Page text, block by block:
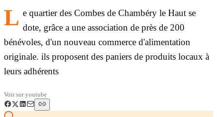
L e quartier des Combes de Chambéry le Haut se
dote, grâce a une association de près de 200
bénévoles, d'un nouveau commerce d'alimentation
originale. ils proposent des paniers de produits locaux à
leurs adhérents
Voir suryoutube